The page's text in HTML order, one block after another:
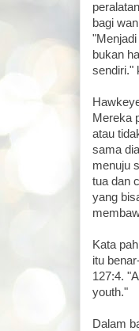
bagi
bukan
sendiri."
Mereka
atau
sama
menuju
tua dan
yang
Kata
itu
127:4.
youth."
Dalam